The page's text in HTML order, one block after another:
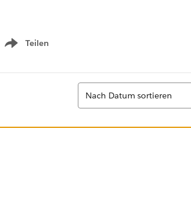
Teilen
Show menu
Sortieren
Nach Datum sortieren